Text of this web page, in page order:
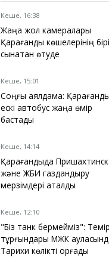
Кеше, 16:38
Жаңа жол камералары
Қарағанды көшелерінің
сынақтан өтуде
Кеше, 15:01
Соңғы аялдама:
ескі автобус жаңа өмір
бастады
Кеше, 14:14
Қарағандыда Пришахтинск
және ЖБИ газдандыру
мерзімдері аталды
Кеше, 12:10
"Біз танк бермейміз":
тұрғындары МЖК
Тарихи көлікті қорғады